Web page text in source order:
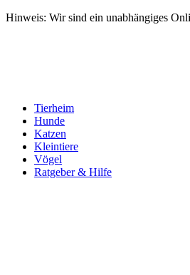
Hinweis: Wir sind ein unabhängiges
Tierheim
Hunde
Katzen
Kleintiere
Vögel
Ratgeber & Hilfe